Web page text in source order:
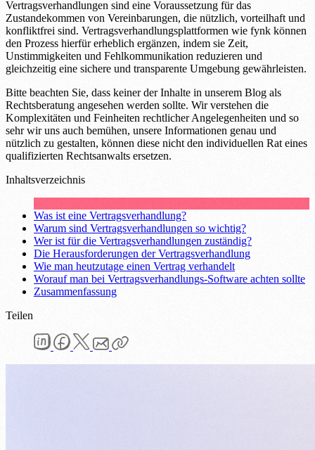
Vertragsverhandlungen sind eine Voraussetzung für das
Zustandekommen von Vereinbarungen, die nützlich, vorteilhaft und
konfliktfrei sind. Vertragsverhandlungsplattformen wie fynk können
den Prozess hierfür erheblich ergänzen, indem sie Zeit,
Unstimmigkeiten und Fehlkommunikation reduzieren und
gleichzeitig eine sichere und transparente Umgebung gewährleisten.
Bitte beachten Sie, dass keiner der Inhalte in unserem Blog als
Rechtsberatung angesehen werden sollte. Wir verstehen die
Komplexitäten und Feinheiten rechtlicher Angelegenheiten und so
sehr wir uns auch bemühen, unsere Informationen genau und
nützlich zu gestalten, können diese nicht den individuellen Rat eines
qualifizierten Rechtsanwalts ersetzen.
Inhaltsverzeichnis
Was ist eine Vertragsverhandlung?
Warum sind Vertragsverhandlungen so wichtig?
Wer ist für die Vertragsverhandlungen zuständig?
Die Herausforderungen der Vertragsverhandlung
Wie man heutzutage einen Vertrag verhandelt
Worauf man bei Vertragsverhandlungs-Software achten sollte
Zusammenfassung
Teilen